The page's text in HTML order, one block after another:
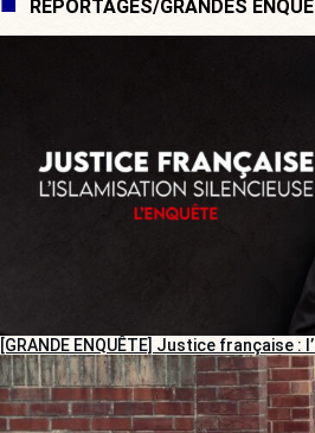
REPORTAGES/GRANDES
[GRANDE ENQUÊTE] Justice française :